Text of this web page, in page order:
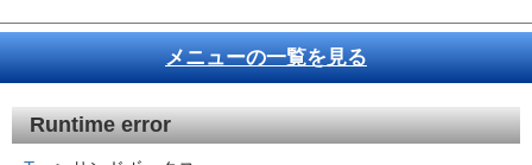
メニューの一覧を見る
Runtime error